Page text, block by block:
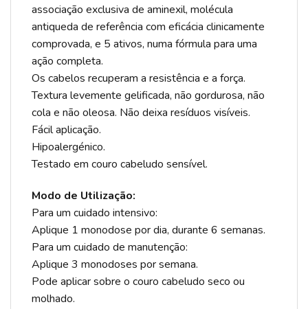
associação exclusiva de aminexil, molécula
antiqueda de referência com eficácia clinicamente
comprovada, e 5 ativos, numa fórmula para uma
ação completa.
Os cabelos recuperam a resistência e a força.
Textura levemente gelificada, não gordurosa, não
cola e não oleosa. Não deixa resíduos visíveis.
Fácil aplicação.
Hipoalergénico.
Testado em couro cabeludo sensível.
Modo de Utilização:
Para um cuidado intensivo:
Aplique 1 monodose por dia, durante 6 semanas.
Para um cuidado de manutenção:
Aplique 3 monodoses por semana.
Pode aplicar sobre o couro cabeludo seco ou
molhado.